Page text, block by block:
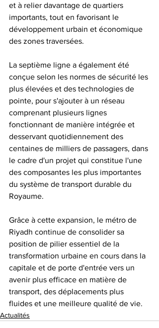
et à relier davantage de quartiers
importants, tout en favorisant le
développement urbain et économique
des zones traversées.
La septième ligne a également été
conçue selon les normes de sécurité les
plus élevées et des technologies de
pointe, pour s'ajouter à un réseau
comprenant plusieurs lignes
fonctionnant de manière intégrée et
desservant quotidiennement des
centaines de milliers de passagers, dans
le cadre d'un projet qui constitue l'une
des composantes les plus importantes
du système de transport durable du
Royaume.
Grâce à cette expansion, le métro de
Riyadh continue de consolider sa
position de pilier essentiel de la
transformation urbaine en cours dans la
capitale et de porte d'entrée vers un
avenir plus efficace en matière de
transport, des déplacements plus
fluides et une meilleure qualité de vie.
Actualités